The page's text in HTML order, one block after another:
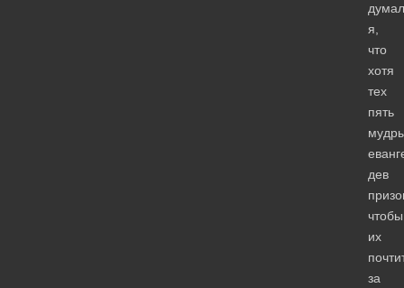
думал
я,
что
хотя
тех
пять
дев
чтобы
их
за